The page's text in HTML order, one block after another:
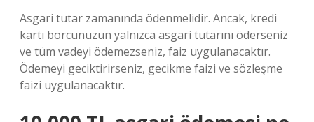
Asgari tutar zamanında ödenmelidir. Ancak, kredi
kartı borcunuzun yalnızca asgari tutarını öderseniz
ve tüm vadeyi ödemezseniz, faiz uygulanacaktır.
Ödemeyi geciktirirseniz, gecikme faizi ve sözleşme
faizi uygulanacaktır.